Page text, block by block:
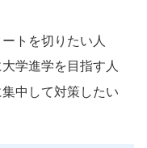
トを切りたい人
学進学を目指す人
中して対策したい